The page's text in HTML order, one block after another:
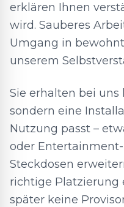
erklären Ihnen
wird. Sauberes
Umgang in
unserem
Sie erhalten bei uns
sondern eine
Nutzung passt –
oder Entertainment-
Steckdosen
richtige Platzierung
später keine